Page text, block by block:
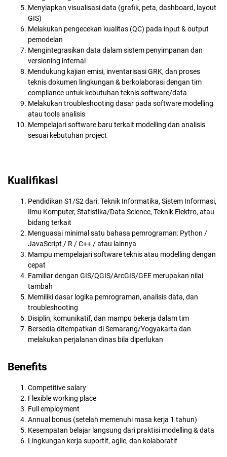
Menyiapkan visualisasi data (grafik, peta, dashboard, layout
GIS)
Melakukan pengecekan kualitas (QC) pada input & output
pemodelan
Mengintegrasikan data dalam sistem penyimpanan dan
versioning internal
Mendukung kajian emisi, inventarisasi GRK, dan proses
teknis dokumen lingkungan & berkolaborasi dengan tim
compliance untuk kebutuhan teknis software/data
Melakukan troubleshooting dasar pada software modelling
atau tools analisis
Mempelajari software baru terkait modelling dan analisis
sesuai kebutuhan project
Kualifikasi
Pendidikan S1/S2 dari: Teknik Informatika, Sistem Informasi,
Ilmu Komputer, Statistika/Data Science, Teknik Elektro, atau
bidang terkait
Menguasai minimal satu bahasa pemrograman: Python /
JavaScript / R / C++ / atau lainnya
Mampu mempelajari software teknis atau modelling dengan
cepat
Familiar dengan GIS/QGIS/ArcGIS/GEE merupakan nilai
tambah
Memiliki dasar logika pemrograman, analisis data, dan
troubleshooting
Disiplin, komunikatif, dan mampu bekerja dalam tim
Bersedia ditempatkan di Semarang/Yogyakarta dan
melakukan perjalanan dinas bila diperlukan
Benefits
Competitive salary
Flexible working place
Full employment
Annual bonus (setelah memenuhi masa kerja 1 tahun)
Kesempatan belajar langsung dari praktisi modelling & data
Lingkungan kerja suportif, agile, dan kolaboratif